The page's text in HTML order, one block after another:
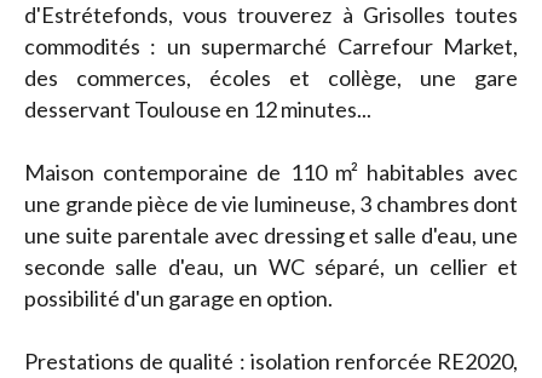
d'Estrétefonds, vous trouverez à Grisolles toutes
commodités : un supermarché Carrefour Market,
des commerces, écoles et collège, une gare
desservant Toulouse en 12 minutes...
Maison contemporaine de 110 m² habitables avec
une grande pièce de vie lumineuse, 3 chambres dont
une suite parentale avec dressing et salle d'eau, une
seconde salle d'eau, un WC séparé, un cellier et
possibilité d'un garage en option.
Prestations de qualité : isolation renforcée RE2020,